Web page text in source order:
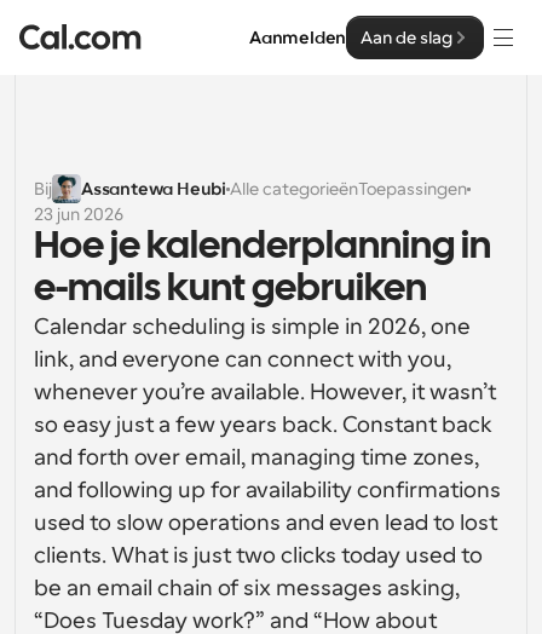
Aanmelden Aan de slag
Oplossingen
Op teamgrootte
Voor individuen
Persoonlijke planning eenvoudig gemaakt
Voor Teams
Samenwerkingsplanning voor groepen
Voor organisaties
Grotere teamsplanning voor meer controle en
Voor ondernemingen
Enterprise-niveau planningsoplossingen
Met
Enterprise
Ontwikkelaarsdocumentatie
Documentatie voor het Cal.com-platform
API
Bouw je eigen integraties met onze openbare API
Planningscomponenten
Hulpbronnen
Lettertype: Cal Sans UI & tekst
Ons eigen variabele lettertype voor
gebruikersinterfaceontwerp
App Store
Integreer met je favoriete apps
Prijzen
Bij Assantewa Heubi Alle categorieënToepassingen
23 jun 2026
Hoe je kalenderplanning in
e-mails kunt gebruiken
Calendar scheduling is simple in 2026, one
link, and everyone can connect with you,
whenever you’re available. However, it wasn’t
so easy just a few years back. Constant back
and forth over email, managing time zones,
and following up for availability confirmations
used to slow operations and even lead to lost
clients. What is just two clicks today used to
be an email chain of six messages asking,
“Does Tuesday work?” and “How about